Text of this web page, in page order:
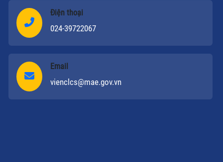
Điện thoại
024-39722067
Email
vienclcs@mae.gov.vn